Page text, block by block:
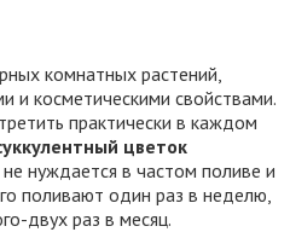
комнатных растений,
косметическими свойствами.
практически в каждом
цветок
не нуждается в частом поливе и
поливают один раз в неделю,
двух раз в месяц.